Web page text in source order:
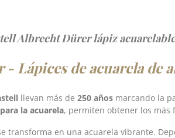
Albrecht Dürer lápiz
Lápices de acuarela de
llevan más de 250 años marcando la
la acuarela, permiten obtener los más
transforma en una acuarela vibrante.